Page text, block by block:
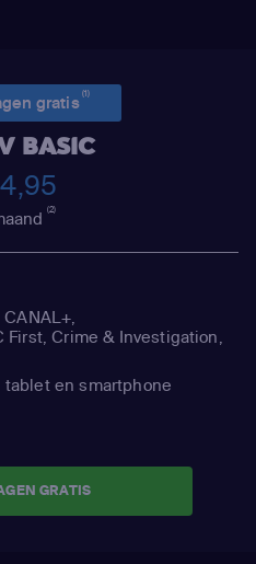
gratis(1)
BASIC
(2)
First, Crime & Investigation,
tablet en smartphone
GRATIS